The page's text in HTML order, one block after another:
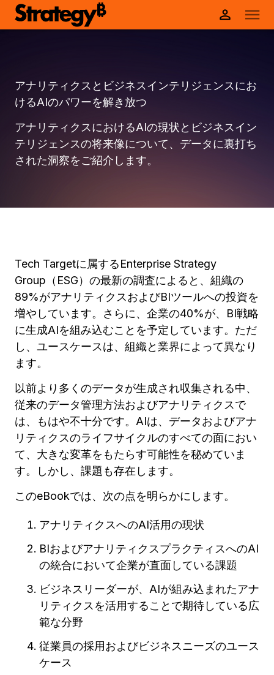
アナリティクスとビジネスインテリジェンスにお
けるAIのパワーを解き放つ
アナリティクスにおけるAIの現状とビジネスイン
テリジェンスの将来像について、データに裏打ち
された洞察をご紹介します。
Tech Targetに属するEnterprise Strategy
Group（ESG）の最新の調査によると、組織の
89%がアナリティクスおよびBIツールへの投資を
増やしています。さらに、企業の40%が、BI戦略
に生成AIを組み込むことを予定しています。ただ
し、ユースケースは、組織と業界によって異なり
ます。
以前より多くのデータが生成され収集される中、
従来のデータ管理方法およびアナリティクスで
は、もはや不十分です。AIは、データおよびアナ
リティクスのライフサイクルのすべての面におい
て、大きな変革をもたらす可能性を秘めていま
す。しかし、課題も存在します。
このeBookでは、次の点を明らかにします。
アナリティクスへのAI活用の現状
BIおよびアナリティクスプラクティスへのAI
の統合において企業が直面している課題
ビジネスリーダーが、AIが組み込まれたアナ
リティクスを活用することで期待している広
範な分野
従業員の採用およびビジネスニーズのユース
ケース